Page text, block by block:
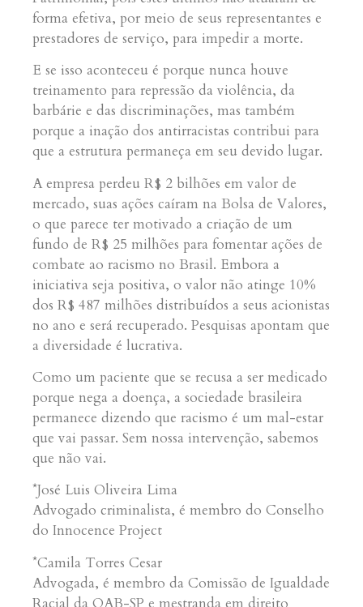
forma efetiva, por meio de seus representantes e
prestadores de serviço, para impedir a morte.
E se isso aconteceu é porque nunca houve
treinamento para repressão da violência, da
barbárie e das discriminações, mas também
porque a inação dos antirracistas contribui para
que a estrutura permaneça em seu devido lugar.
A empresa perdeu R$ 2 bilhões em valor de
mercado, suas ações caíram na Bolsa de Valores,
o que parece ter motivado a criação de um
fundo de R$ 25 milhões para fomentar ações de
combate ao racismo no Brasil. Embora a
iniciativa seja positiva, o valor não atinge 10%
dos R$ 487 milhões distribuídos a seus acionistas
no ano e será recuperado. Pesquisas apontam que
a diversidade é lucrativa.
Como um paciente que se recusa a ser medicado
porque nega a doença, a sociedade brasileira
permanece dizendo que racismo é um mal-estar
que vai passar. Sem nossa intervenção, sabemos
que não vai.
*José Luis Oliveira Lima
Advogado criminalista, é membro do Conselho
do Innocence Project
*Camila Torres Cesar
Advogada, é membro da Comissão de Igualdade
Racial da OAB-SP e mestranda em direito